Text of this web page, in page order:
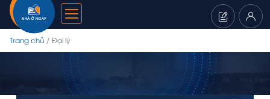
Trang chủ Đại lý